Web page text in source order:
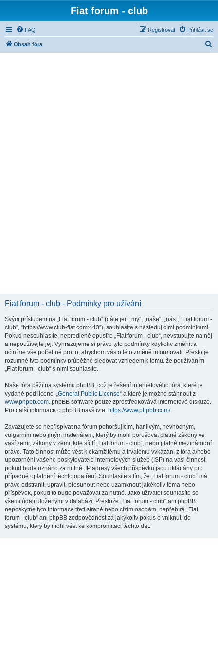
Fiat forum - club
FAQ Přihlásit se
Registrovat
Obsah fóra
Fiat forum - club - Podmínky pro užívání
Svým přístupem na „Fiat forum - club“ (dále jen „my“, „naše“, „nás“, “Fiat forum -
club”, “https://www.club-fiat.com:443”), souhlasíte s následujícími podmínkami.
Pokud nesouhlasíte, neprodleně opusťte „Fiat forum - club“, nevstupujte na něj
a nepoužívejte jej. Vyhrazujeme si právo tyto podmínky kdykoliv změnit a
učiníme vše potřebné pro to, abychom vás o této změně informovali. Přesto je
rozumné tyto podmínky průběžně sledovat vzhledem k tomu, že používáním
„Fiat forum - club“ s nimi souhlasíte.
Naše fóra běží na systému phpBB, což je řešení internetového fóra, které je
vydané pod licencí „General Public License“ a které je možno stáhnout z
www.phpbb.com. phpBB software pouze zprostředkovává internetové diskuze.
Pro další informace o phpBB navštivte: https://www.phpbb.com/.
Zavazujete se nepřispívat na fórum pohoršujícím, hanlivým, nevhodným,
vulgárním nebo jiným materiálem, který by mohl porušovat platné zákony ve
vaší zemi, zákony v zemi, kde sídlí „Fiat forum - club“, nebo platné mezinárodní
právo. Tato činnost může vést k okamžitému a trvalému vykázání z fóra a/nebo
upozornění vašeho poskytovatele internetových služeb (ISP) na vaši činnost,
pokud bude uznáno za nutné. IP adresy všech příspěvků jsou ukládány pro
případné uplatnění těchto opatření. Souhlasíte s tím, že „Fiat forum - club“ má
právo odstranit, upravit, přesunout nebo uzamknout jakékoliv téma nebo
příspěvek, pokud to bude považovat za nutné. Jako uživatel souhlasíte se
všemi údaji uloženými v databázi. Přestože „Fiat forum - club“ ani phpBB
neposkytne tyto informace třetí straně nebo cizím osobám, nepřebírá „Fiat
forum - club“ ani phpBB zodpovědnost za jakýkoliv pokus o vniknutí do
systému, který by mohl vést ke kompromitaci těchto dat.